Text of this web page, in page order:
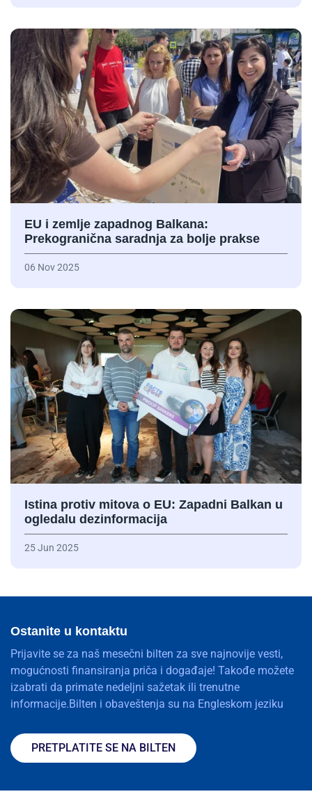
EU i zemlje zapadnog Balkana:
Prekogranična saradnja za bolje prakse
06 Nov 2025
Istina protiv mitova o EU: Zapadni Balkan u
ogledalu dezinformacija
25 Jun 2025
Ostanite u kontaktu
Prijavite se za naš mesečni bilten za sve najnovije vesti,
mogućnosti finansiranja priča i događaje! Takođe možete
izabrati da primate nedeljni sažetak ili trenutne
informacije.Bilten i obaveštenja su na Engleskom jeziku
PRETPLATITE SE NA BILTEN